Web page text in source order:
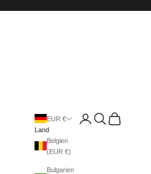
EUR €
Land
Belgien
(EUR €)
Bulgarien
AnmeldenSuchenWarenkorb